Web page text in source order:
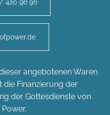
420 96 96
angebotenen Waren
die Finanzierung der
der Gottesdienste von